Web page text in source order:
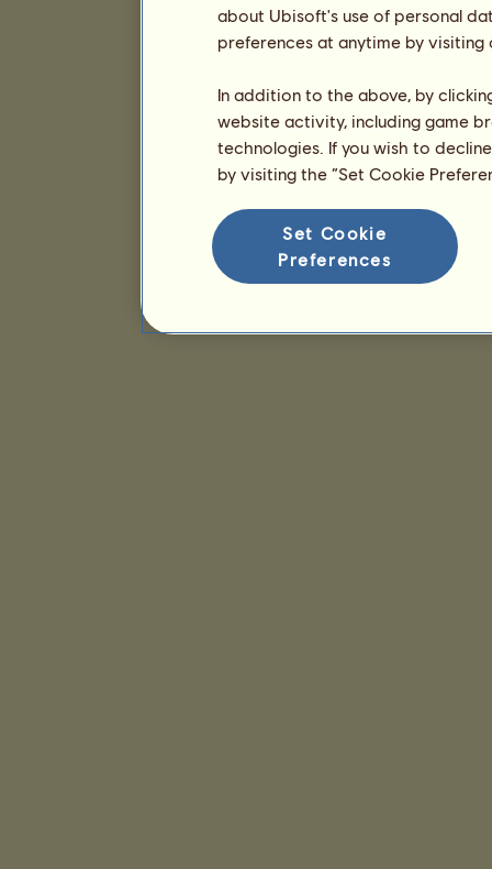
about Ubisoft's use of personal
preferences at anytime by
In addition to the above, by
website activity, including game
technologies. If you wish to
by visiting the “Set Cookie
Set Cookie
Preferences